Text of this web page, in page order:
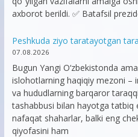
axborot berildi. ✅ Batafsil
Peshkuda ziyo taratayotgan
07.08.2026
Bugun Yangi O‘zbekistonda
islohotlarning haqiqiy mezoni –
va hududlarning barqaror
tashabbusi bilan hayotga
nafaqat shaharlar, balki eng
qiyofasini ham